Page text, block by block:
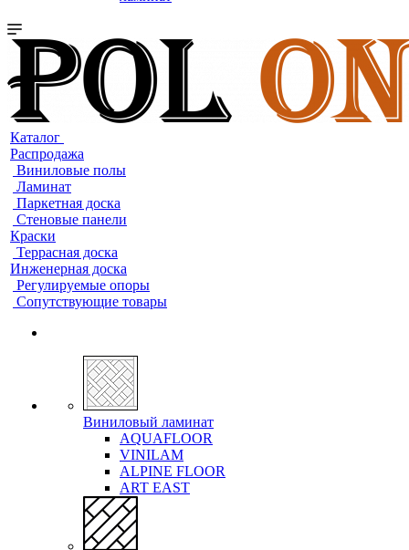
Каталог
Распродажа
Виниловые полы
Ламинат
Паркетная доска
Стеновые панели
Краски
Террасная доска
Инженерная доска
Регулируемые опоры
Сопутствующие товары
Виниловый ламинат
AQUAFLOOR
VINILAM
ALPINE FLOOR
ART EAST